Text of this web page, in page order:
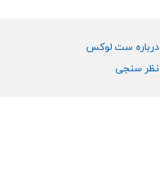
درباره ست لوکس
نظر سنجی